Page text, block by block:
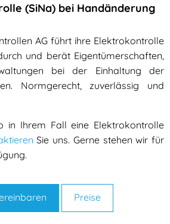
(SiNa) bei Handänderung
AG führt ihre Elektrokontrolle
und berät Eigentümerschaften,
bei der Einhaltung der
Normgerecht, zuverlässig und
in Ihrem Fall eine Elektrokontrolle
Sie uns. Gerne stehen wir für
Preise